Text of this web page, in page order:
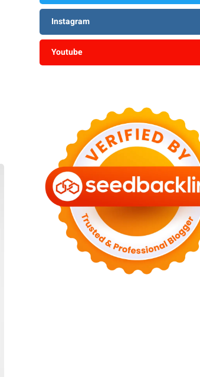
Instagram
Youtube